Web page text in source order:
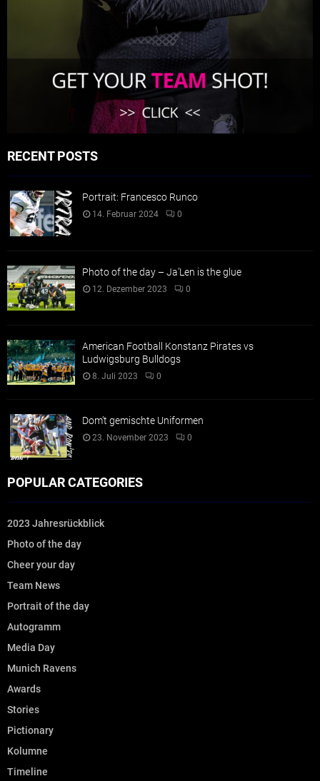
RECENT POSTS
Portrait: Francesco Runco
14. Februar 2024 0
Photo of the day – Ja’Len is the glue
12. Dezember 2023 0
American Football Konstanz Pirates vs
Ludwigsburg Bulldogs
8. Juli 2023 0
Dom’t gemischte Uniformen
23. November 2023 0
POPULAR CATEGORIES
2023 Jahresrückblick
Photo of the day
Cheer your day
Team News
Portrait of the day
Autogramm
Media Day
Munich Ravens
Awards
Stories
Pictionary
Kolumne
Timeline